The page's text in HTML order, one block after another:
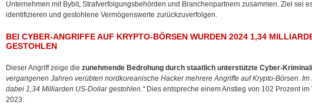
Unternehmen mit Bybit, Strafverfolgungsbehörden und Branchenpartnern zusammen. Ziel sei
identifizieren und gestohlene Vermögenswerte zurückzuverfolgen.
BEI CYBER-ANGRIFFE AUF KRYPTO-BÖRSEN WURDEN 2024 1,34
GESTOHLEN
Dieser Angriff zeige die zunehmende Bedrohung durch staatlich unterstützte Cyber-
vergangenen Jahren verübten nordkoreanische Hacker mehrere Angriffe auf Krypto-Börsen.
dabei 1,34 Milliarden US-Dollar gestohlen.“Dies entspreche einem Anstieg von 102 Prozent im
2023.